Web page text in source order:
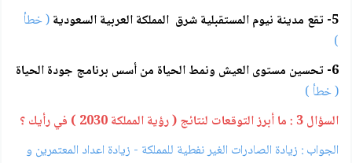
5- تقع مدينة نيوم المستقبلية شرق المملكة العربية السعودية
( خطأ
)
6- تحسين مستوى العيش ونمط الحياة من أسس برنامج جودة الحياة
( خطأ )
السؤال 3 : ما أبرز التوقعات لنتائج ( رؤية المملكة 2030 ) في رأيك ؟
الجواب : زيادة الصادرات الغير نفطية للمملكة - زيادة اعداد المعتمرين و